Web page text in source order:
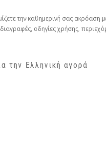
την καθημερινή σας
οδηγίες χρήσης,
την Ελληνική αγορά